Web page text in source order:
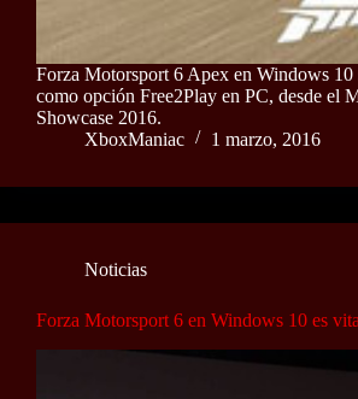
Forza Motorsport 6 Apex en Windows 10
como opción Free2Play en PC, desde el
Showcase 2016.
XboxManiac
1 marzo, 2016
Noticias
Forza Motorsport 6 en Windows 10 es